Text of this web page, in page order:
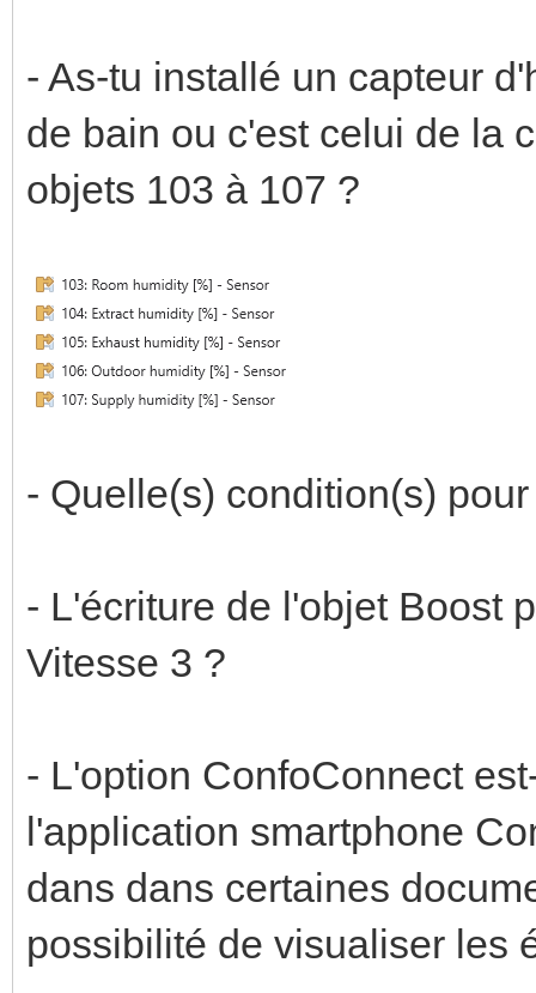
- As-tu installé un capteur
de bain ou c'est celui de la
objets 103 à 107 ?
- Quelle(s) condition(s)
- L'écriture de l'objet Boost
Vitesse 3 ?
- L'option ConfoConnect
l'application smartphone
dans dans certaines
possibilité de visualiser les